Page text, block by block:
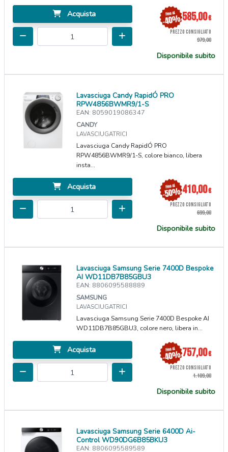
Acquista 585,00€
PREZZO CONSIGLIATO
979,00
Disponibile subito
Lavasciuga Candy RapidÓ PRO
RPW4856BWMR9/1-S
EAN: 8059019086347
CANDY
LAVASCIUGATRICI
Lavasciuga Candy RapidÓ PRO
RPW4856BWMR9/1-S, colore bianco, libera
insta...
Acquista 410,00€
PREZZO CONSIGLIATO
699,00
Disponibile subito
Lavasciuga Samsung Serie 7400D Bespoke
AI WD11DB7B85GBU3
EAN: 8806095588889
SAMSUNG
LAVASCIUGATRICI
Lavasciuga Samsung Serie 7400D Bespoke AI
WD11DB7B85GBU3, colore nero, libera in...
Acquista 757,00€
PREZZO CONSIGLIATO
1.109,00
Disponibile subito
Lavasciuga Samsung Serie 6400D Ai-
Control WD90DG6B85BKU3
EAN: 8806095589589